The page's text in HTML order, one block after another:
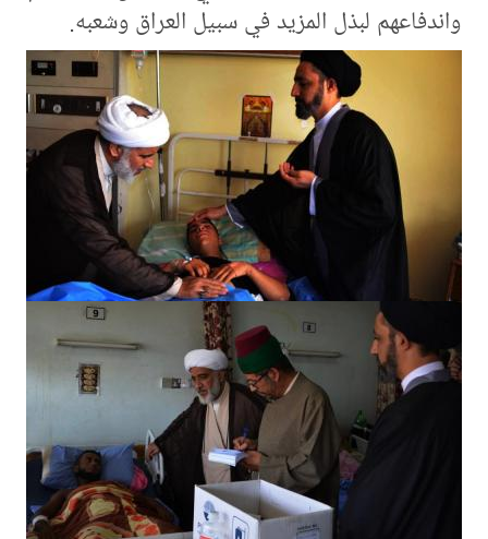
واندفاعهم لبذل المزيد في سبيل العراق وشعبه.